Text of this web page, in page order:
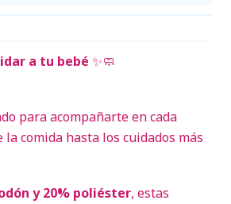
a tu bebé ✨🧼
para acompañarte en cada
comida hasta los cuidados más
y 20% poliéster, estas